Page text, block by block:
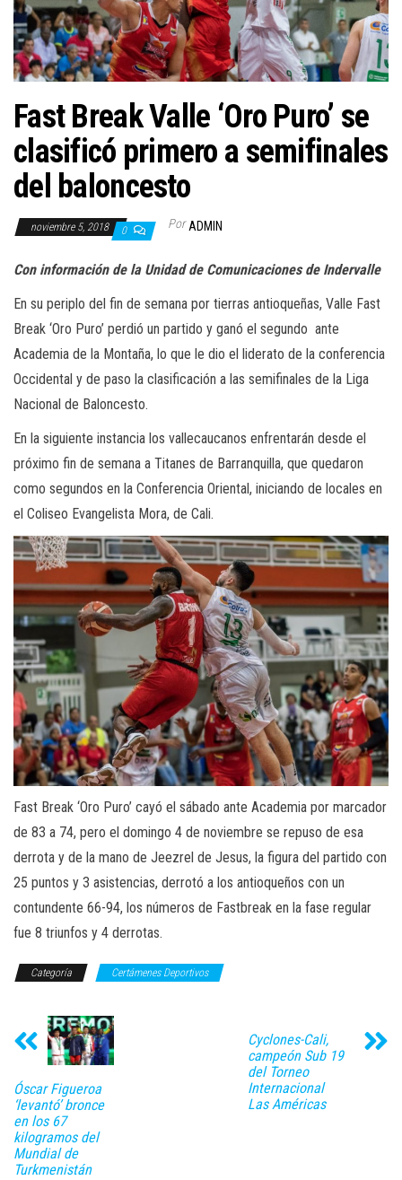
c
ó
Fast Break Valle ‘Oro Puro’ se
clasificó primero a semifinales
del baloncesto
noviembre 5, 2018 0 Por ADMIN
Con información de la Unidad de Comunicaciones de Indervalle
En su periplo del fin de semana por tierras antioqueñas, Valle Fast
Break ‘Oro Puro’ perdió un partido y ganó el segundo ante
Academia de la Montaña, lo que le dio el liderato de la conferencia
Occidental y de paso la clasificación a las semifinales de la Liga
Nacional de Baloncesto.
En la siguiente instancia los vallecaucanos enfrentarán desde el
próximo fin de semana a Titanes de Barranquilla, que quedaron
como segundos en la Conferencia Oriental, iniciando de locales en
el Coliseo Evangelista Mora, de Cali.
Fast Break ‘Oro Puro’ cayó el sábado ante Academia por marcador
de 83 a 74, pero el domingo 4 de noviembre se repuso de esa
derrota y de la mano de Jeezrel de Jesus, la figura del partido con
25 puntos y 3 asistencias, derrotó a los antioqueños con un
contundente 66-94, los números de Fastbreak en la fase regular
fue 8 triunfos y 4 derrotas.
Categoría Certámenes Deportivos
Óscar Figueroa
‘levantó’ bronce
en los 67
kilogramos del
Mundial de
Turkmenistán
Cyclones-Cali,
campeón Sub 19
del Torneo
Internacional
Las Américas